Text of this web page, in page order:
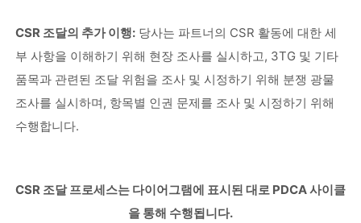
CSR 조달의 추가 이행:당사는 파트너의 CSR 활동에 대한 세
부 사항을 이해하기 위해 현장 조사를 실시하고, 3TG 및 기타
품목과 관련된 조달 위험을 조사 및 시정하기 위해 분쟁 광물
조사를 실시하며, 항목별 인권 문제를 조사 및 시정하기 위해
수행합니다.
CSR 조달 프로세스는 다이어그램에 표시된 대로 PDCA 사이클
을 통해 수행됩니다.